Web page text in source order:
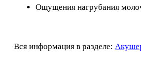
Ощущения нагрубания
Вся информация в разделе: